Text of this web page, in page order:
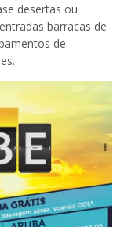
desertas ou
barracas de
de